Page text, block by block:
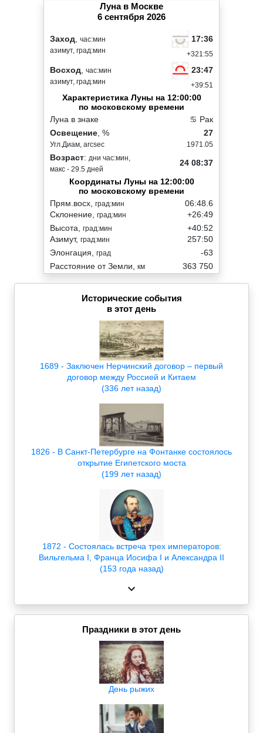
Луна в Москве
6 сентября 2026
Заход час:мин
азимут, град:мин
17:36
+321:55
Восход час:мин
азимут, град:мин
23:47
+39:51
Характеристика Луны на 12:00:00
по московскому времени
Луна в знаке
♋ Рак
Освещение , %
Угл.Диам, arcsec
27
1971.05
Возраст: дни час:мин,
макс - 29.5 дней
24 08:37
Координаты Луны на 12:00:00
по московскому времени
Прям.восх, град:мин
Склонение, град:мин
06:48.6
+26:49
Высота, град:мин
Азимут, град:мин
+40:52
257:50
Элонгация, град
-63
Расстояние от Земли, км 363 750
Исторические события
в этот день
1689 - Заключен Нерчинский договор – первый
договор между Россией и Китаем
(336 лет назад)
1826 - В Санкт-Петербурге на Фонтанке состоялось
открытие Египетского моста
(199 лет назад)
1872 - Состоялась встреча трех императоров:
Вильгельма I, Франца Иосифа I и Александра II
(153 года назад)
Праздники в этот день
День рыжих